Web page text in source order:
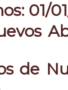
01/
de